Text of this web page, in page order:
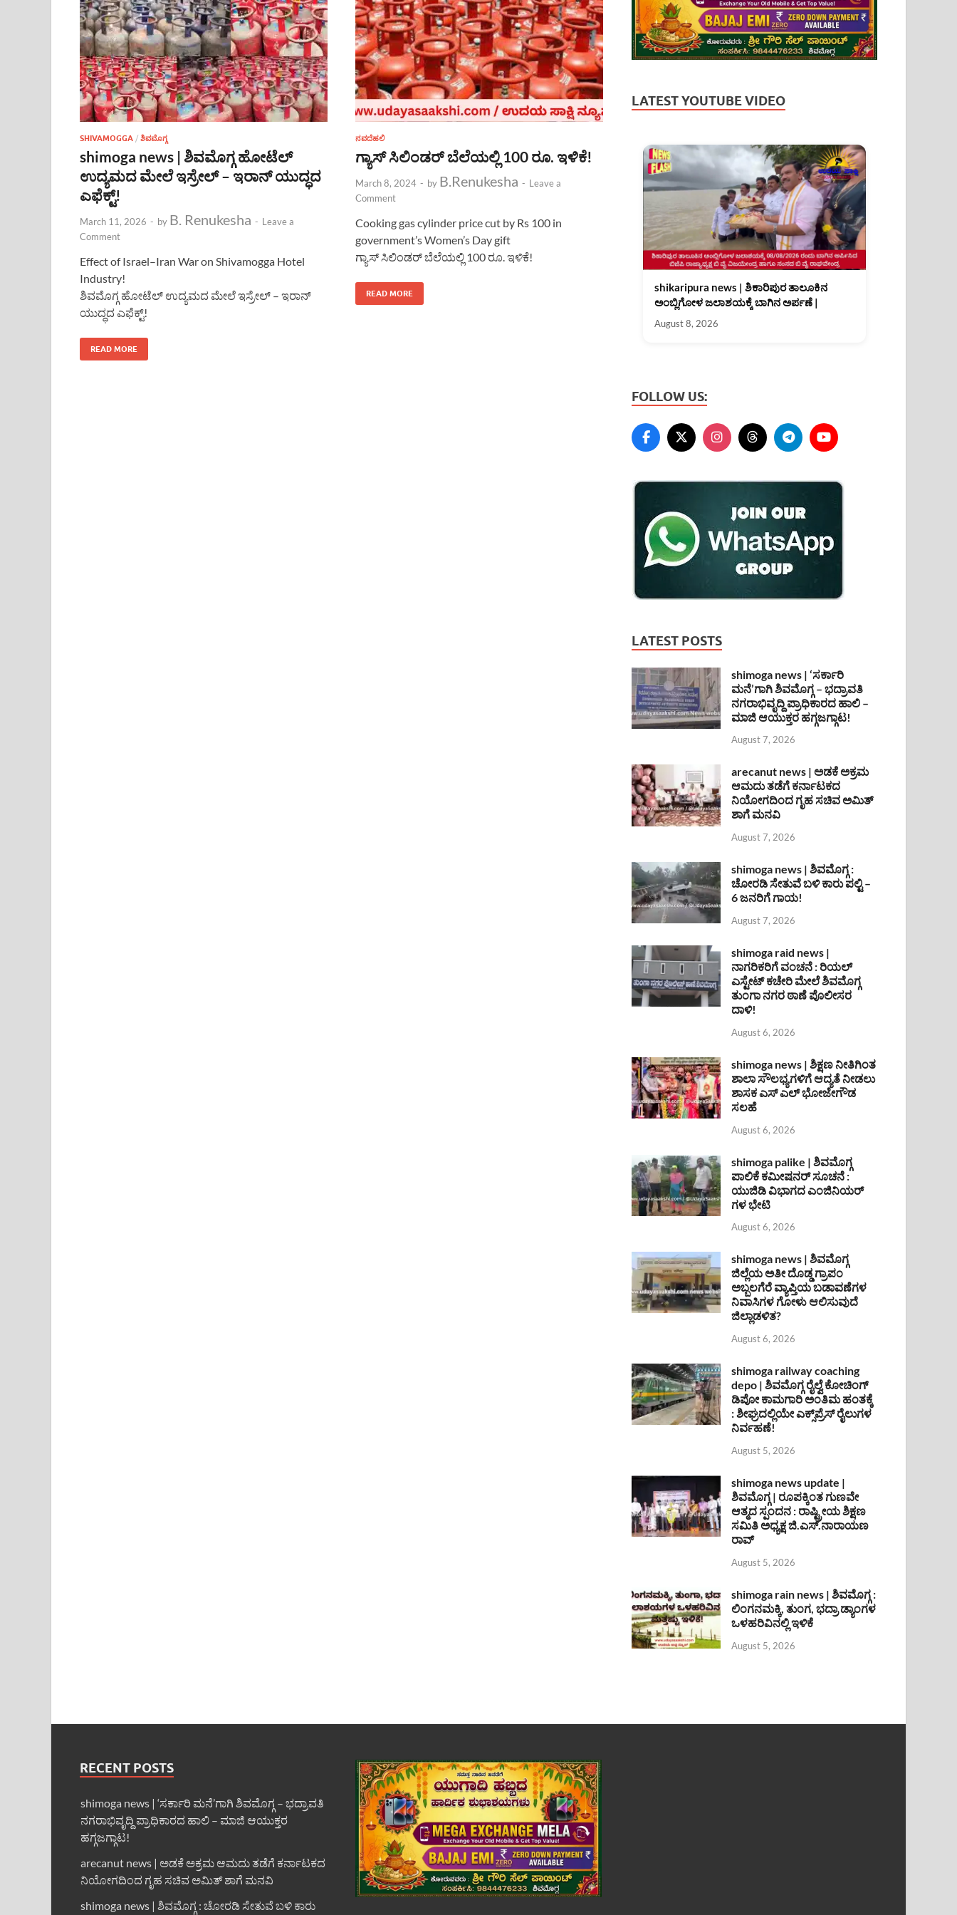
SHIVAMOGGA / ಶಿವಮೊಗ್ಗ
shimoga news | ಶಿವಮೊಗ್ಗ ಹೋಟೆಲ್
ಉದ್ಯಮದ ಮೇಲೆ ಇಸ್ರೇಲ್ – ಇರಾನ್ ಯುದ್ಧದ
ಎಫೆಕ್ಟ್!
March 11, 2026 - by B. Renukesha - Leave a
Comment
Effect of Israel–Iran War on Shivamogga Hotel
Industry!
ಶಿವಮೊಗ್ಗ ಹೋಟೆಲ್ ಉದ್ಯಮದ ಮೇಲೆ ಇಸ್ರೇಲ್ – ಇರಾನ್
ಯುದ್ಧದ ಎಫೆಕ್ಟ್!
READ MORE
ನವದೆಹಲಿ
ಗ್ಯಾಸ್ ಸಿಲಿಂಡರ್ ಬೆಲೆಯಲ್ಲಿ 100 ರೂ. ಇಳಿಕೆ!
March 8, 2024 - by B.Renukesha - Leave a
Comment
Cooking gas cylinder price cut by Rs 100 in
government’s Women’s Day gift
ಗ್ಯಾಸ್ ಸಿಲಿಂಡರ್ ಬೆಲೆಯಲ್ಲಿ 100 ರೂ. ಇಳಿಕೆ!
READ MORE
LATEST YOUTUBE VIDEO
shikaripura news | ಶಿಕಾರಿಪುರ ತಾಲೂಕಿನ
ಅಂಬ್ಲಿಗೋಳ ಜಲಾಶಯಕ್ಕೆ ಬಾಗಿನ ಅರ್ಪಣೆ |
August 8, 2026
FOLLOW US:
LATEST POSTS
shimoga news | ‘ಸರ್ಕಾರಿ
ಮನೆ’ಗಾಗಿ ಶಿವಮೊಗ್ಗ – ಭದ್ರಾವತಿ
ನಗರಾಭಿವೃದ್ದಿ ಪ್ರಾಧಿಕಾರದ ಹಾಲಿ –
ಮಾಜಿ ಆಯುಕ್ತರ ಹಗ್ಗಜಗ್ಗಾಟ!
August 7, 2026
arecanut news | ಅಡಕೆ ಅಕ್ರಮ
ಆಮದು ತಡೆಗೆ ಕರ್ನಾಟಕದ
ನಿಯೋಗದಿಂದ ಗೃಹ ಸಚಿವ ಅಮಿತ್
ಶಾಗೆ ಮನವಿ
August 7, 2026
shimoga news | ಶಿವಮೊಗ್ಗ :
ಚೋರಡಿ ಸೇತುವೆ ಬಳಿ ಕಾರು ಪಲ್ಟಿ –
6 ಜನರಿಗೆ ಗಾಯ!
August 7, 2026
shimoga raid news |
ನಾಗರಿಕರಿಗೆ ವಂಚನೆ : ರಿಯಲ್
ಎಸ್ಟೇಟ್ ಕಚೇರಿ ಮೇಲೆ ಶಿವಮೊಗ್ಗ
ತುಂಗಾ ನಗರ ಠಾಣೆ ಪೊಲೀಸರ
ದಾಳಿ!
August 6, 2026
shimoga news | ಶಿಕ್ಷಣ ನೀತಿಗಿಂತ
ಶಾಲಾ ಸೌಲಭ್ಯಗಳಿಗೆ ಆದ್ಯತೆ ನೀಡಲು
ಶಾಸಕ ಎಸ್ ಎಲ್ ಭೋಜೇಗೌಡ
ಸಲಹೆ
August 6, 2026
shimoga palike | ಶಿವಮೊಗ್ಗ
ಪಾಲಿಕೆ ಕಮೀಷನರ್ ಸೂಚನೆ :
ಯುಜಿಡಿ ವಿಭಾಗದ ಎಂಜಿನಿಯರ್
ಗಳ ಭೇಟಿ
August 6, 2026
shimoga news | ಶಿವಮೊಗ್ಗ
ಜಿಲ್ಲೆಯ ಅತೀ ದೊಡ್ಡ ಗ್ರಾಪಂ
ಅಬ್ಬಲಗೆರೆ ವ್ಯಾಪ್ತಿಯ ಬಡಾವಣೆಗಳ
ನಿವಾಸಿಗಳ ಗೋಳು ಆಲಿಸುವುದೆ
ಜಿಲ್ಲಾಡಳಿತ?
August 6, 2026
shimoga railway coaching
depo | ಶಿವಮೊಗ್ಗ ರೈಲ್ವೆ ಕೋಚಿಂಗ್
ಡಿಪೋ ಕಾಮಗಾರಿ ಅಂತಿಮ ಹಂತಕ್ಕೆ
: ಶೀಘ್ರದಲ್ಲಿಯೇ ಎಕ್ಸ್‌ಪ್ರೆಸ್ ರೈಲುಗಳ
ನಿರ್ವಹಣೆ!
August 5, 2026
shimoga news update |
ಶಿವಮೊಗ್ಗ | ರೂಪಕ್ಕಿಂತ ಗುಣವೇ
ಆತ್ಮದ ಸ್ಪಂದನ : ರಾಷ್ಟ್ರೀಯ ಶಿಕ್ಷಣ
ಸಮಿತಿ ಅಧ್ಯಕ್ಷ ಜಿ.ಎಸ್.ನಾರಾಯಣ
ರಾವ್
August 5, 2026
shimoga rain news | ಶಿವಮೊಗ್ಗ :
ಲಿಂಗನಮಕ್ಕಿ, ತುಂಗ, ಭದ್ರಾ ಡ್ಯಾಂಗಳ
ಒಳಹರಿವಿನಲ್ಲಿ ಇಳಿಕೆ
August 5, 2026
RECENT POSTS
shimoga news | ‘ಸರ್ಕಾರಿ ಮನೆ’ಗಾಗಿ ಶಿವಮೊಗ್ಗ – ಭದ್ರಾವತಿ
ನಗರಾಭಿವೃದ್ದಿ ಪ್ರಾಧಿಕಾರದ ಹಾಲಿ – ಮಾಜಿ ಆಯುಕ್ತರ
ಹಗ್ಗಜಗ್ಗಾಟ!
arecanut news | ಅಡಕೆ ಅಕ್ರಮ ಆಮದು ತಡೆಗೆ ಕರ್ನಾಟಕದ
ನಿಯೋಗದಿಂದ ಗೃಹ ಸಚಿವ ಅಮಿತ್ ಶಾಗೆ ಮನವಿ
shimoga news | ಶಿವಮೊಗ್ಗ : ಚೋರಡಿ ಸೇತುವೆ ಬಳಿ ಕಾರು